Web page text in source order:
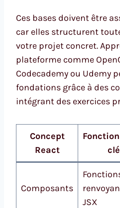
Ces bases doivent être
car elles structurent
votre projet concret.
plateforme comme
Codecademy ou Udemy
fondations grâce à des
intégrant des exercices
Concept
React
clé
Composants
JSX